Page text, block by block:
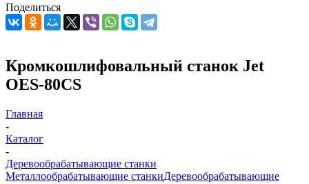
Поделиться
Кромкошлифовальный станок Jet
OES-80CS
Главная
-
Каталог
-
Деревообрабатывающие станки
Металлообрабатывающие станкиДеревообрабатывающие